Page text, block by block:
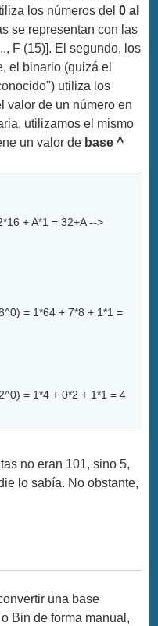
los números del0 al
se representan con las
F (15)]. El segundo, los
el binario (quizá el
utiliza los
valor de un número en
utilizamos el mismo
un valor de base ^
+ A*1 = 32+A -->
= 1*64 + 7*8 + 1*1 =
= 1*4 + 0*2 + 1*1 = 4
no eran 101, sino 5,
lo sabía. No obstante,
una base
Bin de forma manual,